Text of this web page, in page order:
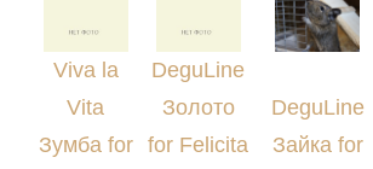
Viva la
Vita
Зумба for
DeguLine
Золото
for Felicita
DeguLine
Зайка for